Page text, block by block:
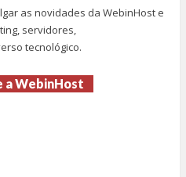
as novidades da WebinHost e
servidores,
tecnológico.
a WebinHost